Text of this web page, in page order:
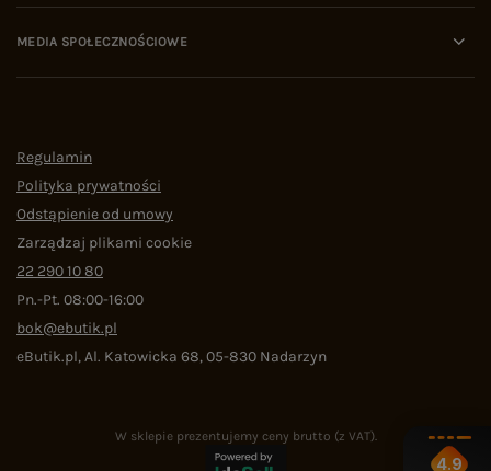
MEDIA SPOŁECZNOŚCIOWE
Regulamin
Polityka prywatności
Odstąpienie od umowy
Zarządzaj plikami cookie
22 290 10 80
Pn.-Pt. 08:00-16:00
bok@ebutik.pl
eButik.pl,Al. Katowicka 68,05-830 Nadarzyn
W sklepie prezentujemy ceny brutto (z VAT).
4.9